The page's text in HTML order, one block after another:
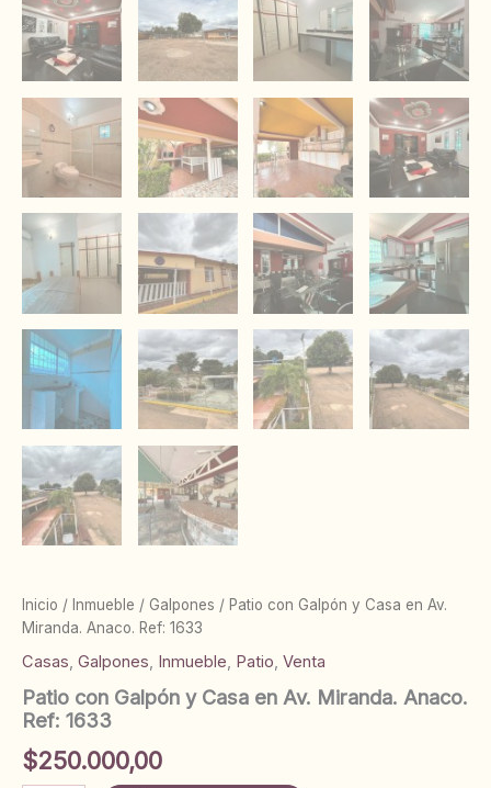
Inicio / Inmueble / Galpones / Patio con Galpón y Casa en Av.
Miranda. Anaco. Ref: 1633
Casas, Galpones, Inmueble, Patio, Venta
Patio con Galpón y Casa en Av. Miranda. Anaco.
Ref: 1633
$250.000,00